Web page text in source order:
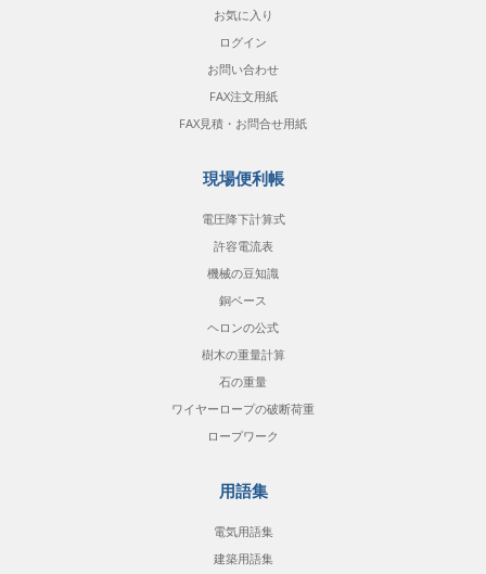
お気に入り
ログイン
お問い合わせ
FAX注文用紙
FAX見積・お問合せ用紙
現場便利帳
電圧降下計算式
許容電流表
機械の豆知識
銅ベース
ヘロンの公式
樹木の重量計算
石の重量
ワイヤーロープの破断荷重
ロープワーク
用語集
電気用語集
建築用語集